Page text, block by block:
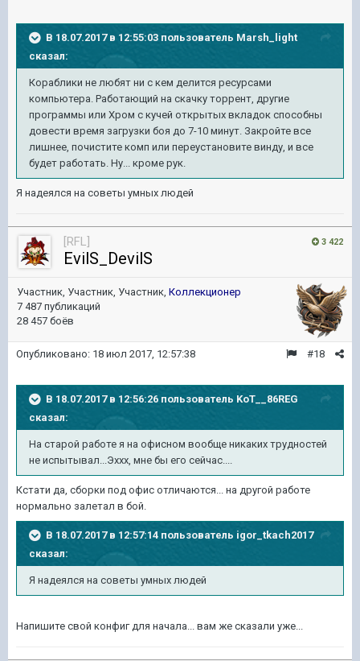
В 18.07.2017 в 12:55:03 пользователь Marsh_light
сказал:
Кораблики не любят ни с кем делится ресурсами
компьютера. Работающий на скачку торрент, другие
программы или Хром с кучей открытых вкладок способны
довести время загрузки боя до 7-10 минут. Закройте все
лишнее, почистите комп или переустановите винду, и все
будет работать. Ну... кроме рук.
Я надеялся на советы умных людей
3 422
[RFL]
EvilS_DevilS
Участник, Участник, Участник, Коллекционер
7 487 публикаций
28 457 боёв
#18
Опубликовано: 18 июл 2017, 12:57:38
В 18.07.2017 в 12:56:26 пользователь KoT__86REG
сказал:
На старой работе я на офисном вообще никаких трудностей
не испытывал...Эххх, мне бы его сейчас....
Кстати да, сборки под офис отличаются... на другой работе
нормально залетал в бой.
В 18.07.2017 в 12:57:14 пользователь igor_tkach2017
сказал:
Я надеялся на советы умных людей
Напишите свой конфиг для начала... вам же сказали уже...